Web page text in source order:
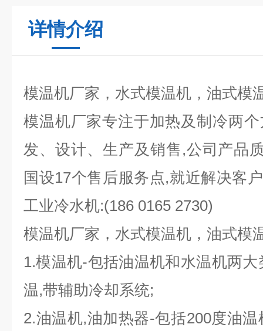
详情介绍
模温机厂家，水式模温机，油式模
模温机厂家专注于加热及制冷两
发、设计、生产及销售,公司产品
国设17个售后服务点,就近解决客
工业冷水机:(186 0165 2730)
模温机厂家，水式模温机，油式模
1.模温机-包括油温机和水温机两
温,带辅助冷却系统;
2.油温机,油加热器-包括200度油